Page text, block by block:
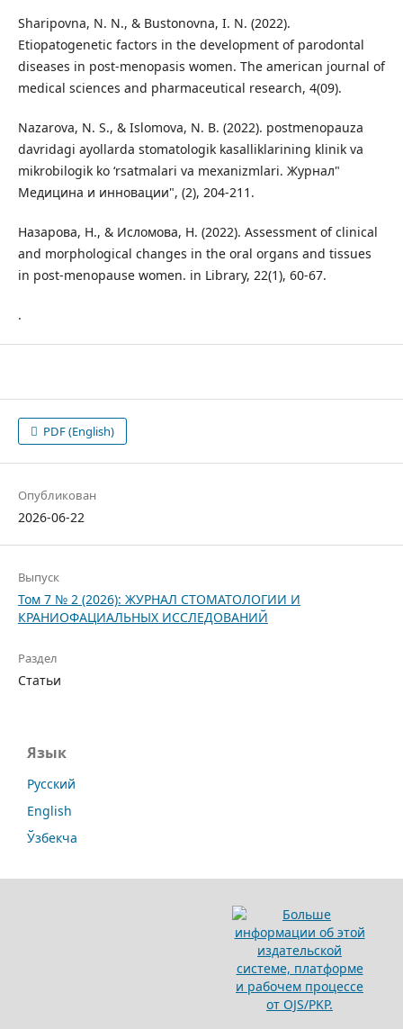
Sharipovna, N. N., & Bustonovna, I. N. (2022).
Etiopatogenetic factors in the development of parodontal
diseases in post-menopasis women. The american journal of
medical sciences and pharmaceutical research, 4(09).
Nazarova, N. S., & Islomova, N. B. (2022). postmenopauza
davridagi ayollarda stomatologik kasalliklarining klinik va
mikrobilogik ko ‘rsatmalari va mexanizmlari. Журнал"
Медицина и инновации", (2), 204-211.
Назарова, Н., & Исломова, Н. (2022). Assessment of clinical
and morphological changes in the oral organs and tissues
in post-menopause women. in Library, 22(1), 60-67.
.
PDF (English)
Опубликован
2026-06-22
Выпуск
Том 7 № 2 (2026): ЖУРНАЛ СТОМАТОЛОГИИ И
КРАНИОФАЦИАЛЬНЫХ ИССЛЕДОВАНИЙ
Раздел
Статьи
Язык
Русский
English
Ўзбекча